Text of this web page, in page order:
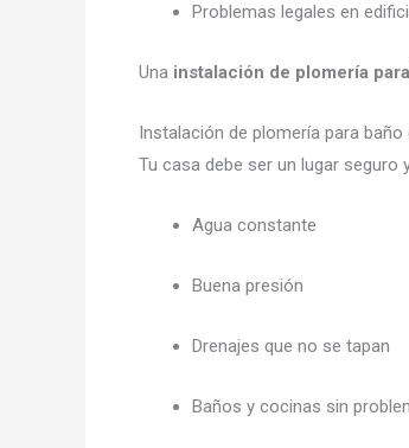
Problemas legales en
Una instalación de plomería
Instalación de plomería para
Tu casa debe ser un lugar seguro
Agua constante
Buena presión
Drenajes que no se tapan
Baños y cocinas sin